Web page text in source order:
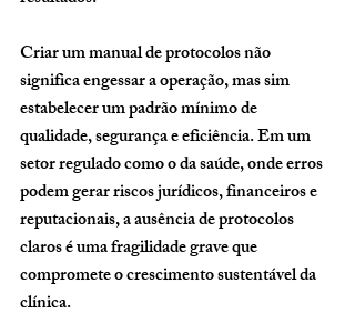
Criar um manual de protocolos não
significa engessar a operação, mas sim
estabelecer um padrão mínimo de
qualidade, segurança e eficiência. Em um
setor regulado como o da saúde, onde erros
podem gerar riscos jurídicos, financeiros e
reputacionais, a ausência de protocolos
claros é uma fragilidade grave que
compromete o crescimento sustentável da
clínica.